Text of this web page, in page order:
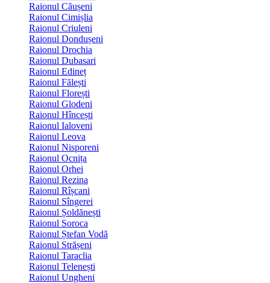
Raionul Căușeni
Raionul Cimișlia
Raionul Criuleni
Raionul Dondușeni
Raionul Drochia
Raionul Dubasari
Raionul Edineț
Raionul Fălești
Raionul Florești
Raionul Glodeni
Raionul Hîncești
Raionul Ialoveni
Raionul Leova
Raionul Nisporeni
Raionul Ocnița
Raionul Orhei
Raionul Rezina
Raionul Rîșcani
Raionul Sîngerei
Raionul Șoldănești
Raionul Soroca
Raionul Ștefan Vodă
Raionul Strășeni
Raionul Taraclia
Raionul Telenești
Raionul Ungheni